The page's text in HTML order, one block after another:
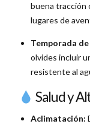
buena tracción
lugares de
Temporada
olvides incluir
resistente al
Salud y
Aclimatación: